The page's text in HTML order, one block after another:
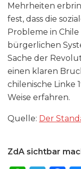
Mehrheiten
fest, dass die
Probleme in
bürgerlichen
Sache der
einen klaren
chilenische Linke
Weise erfahren.
Quelle: Der
ZdA sichtbar